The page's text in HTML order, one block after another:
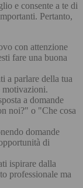
e consente a te di
Pertanto,
con attenzione
fare una buona
a parlare della tua
motivazioni.
a domande
noi?" o "Che cosa
domande
di
ispirare dalla
professionale ma